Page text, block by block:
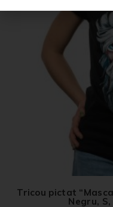
Tricou pictat
Negru,